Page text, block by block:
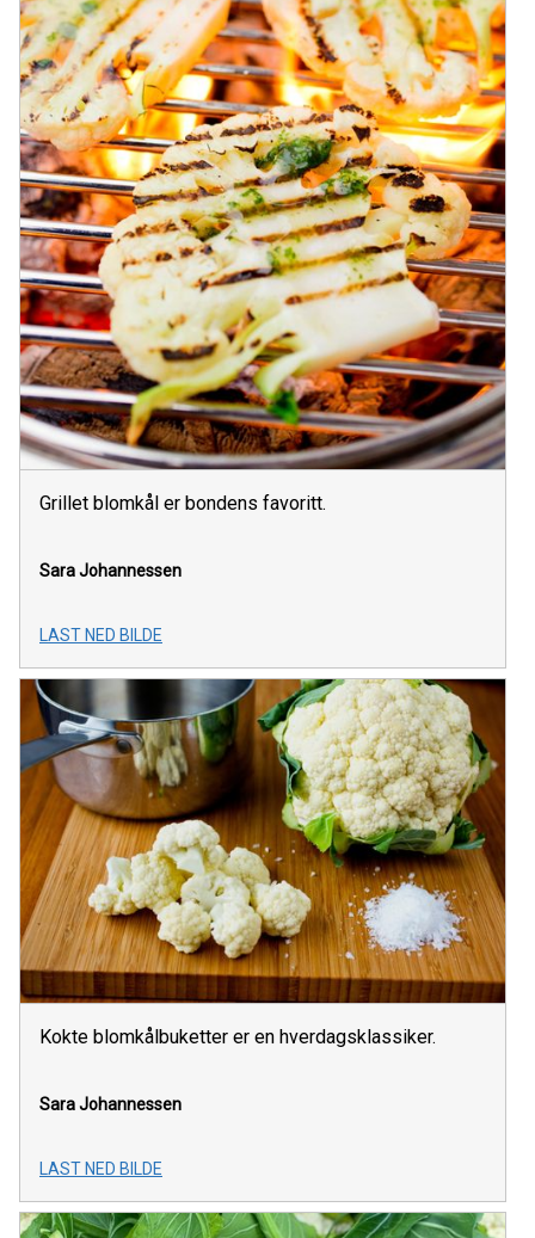
Grillet blomkål er bondens favoritt.
Sara Johannessen
LAST NED BILDE
Kokte blomkålbuketter er en hverdagsklassiker.
Sara Johannessen
LAST NED BILDE